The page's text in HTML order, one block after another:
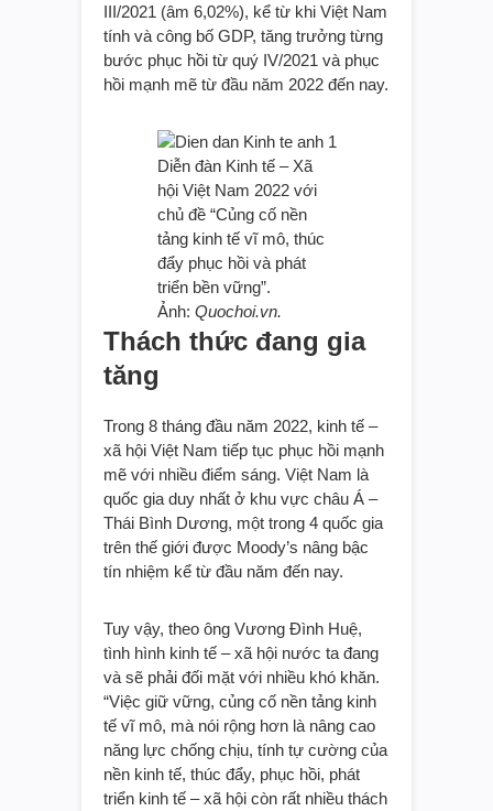
III/2021 (âm 6,02%), kể từ khi Việt Nam
tính và công bố GDP, tăng trưởng từng
bước phục hồi từ quý IV/2021 và phục
hồi mạnh mẽ từ đầu năm 2022 đến nay.
Diễn đàn Kinh tế – Xã
hội Việt Nam 2022 với
chủ đề “Củng cố nền
tảng kinh tế vĩ mô, thúc
đẩy phục hồi và phát
triển bền vững”.
Ảnh: Quochoi.vn.
Thách thức đang gia
tăng
Trong 8 tháng đầu năm 2022, kinh tế –
xã hội Việt Nam tiếp tục phục hồi mạnh
mẽ với nhiều điểm sáng. Việt Nam là
quốc gia duy nhất ở khu vực châu Á –
Thái Bình Dương, một trong 4 quốc gia
trên thế giới được Moody’s nâng bậc
tín nhiệm kể từ đầu năm đến nay.
Tuy vậy, theo ông Vương Đình Huệ,
tình hình kinh tế – xã hội nước ta đang
và sẽ phải đối mặt với nhiều khó khăn.
“Việc giữ vững, củng cố nền tảng kinh
tế vĩ mô, mà nói rộng hơn là nâng cao
năng lực chống chịu, tính tự cường của
nền kinh tế, thúc đẩy, phục hồi, phát
triển kinh tế – xã hội còn rất nhiều thách